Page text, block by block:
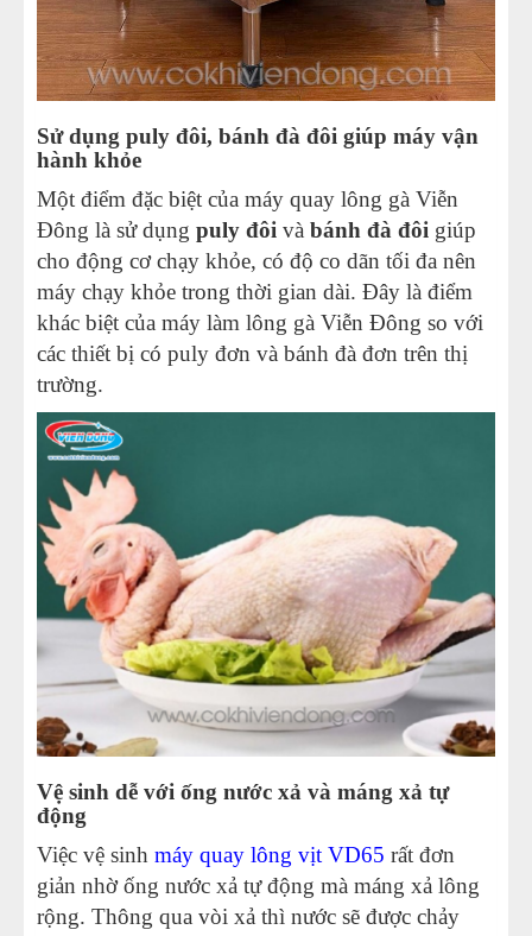
Sử dụng puly đôi, bánh đà đôi giúp máy vận
hành khỏe
Một điểm đặc biệt của máy quay lông gà Viễn
Đông là sử dụng puly đôi và bánh đà đôi giúp
cho động cơ chạy khỏe, có độ co dãn tối đa nên
máy chạy khỏe trong thời gian dài. Đây là điểm
khác biệt của máy làm lông gà Viễn Đông so với
các thiết bị có puly đơn và bánh đà đơn trên thị
trường.
Vệ sinh dễ với ống nước xả và máng xả tự
động
Việc vệ sinh máy quay lông vịt VD65 rất đơn
giản nhờ ống nước xả tự động mà máng xả lông
rộng. Thông qua vòi xả thì nước sẽ được chảy